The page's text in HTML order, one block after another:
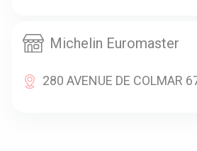
Michelin Euromaster
280 AVENUE DE COLMAR